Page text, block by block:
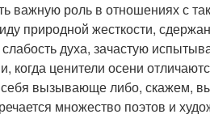
важную роль в отношениях с
природной жесткости,
духа, зачастую
когда ценители осени
себя вызывающе либо, скажем,
множество поэтов и